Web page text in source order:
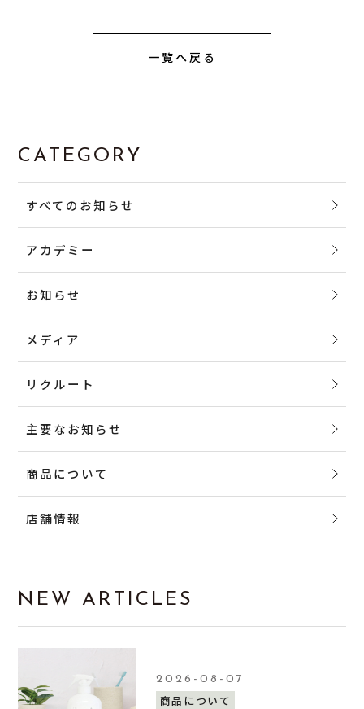
一覧へ戻る
CATEGORY
すべてのお知らせ
アカデミー
お知らせ
メディア
リクルート
主要なお知らせ
商品について
店舗情報
NEW ARTICLES
2026-08-07
商品について